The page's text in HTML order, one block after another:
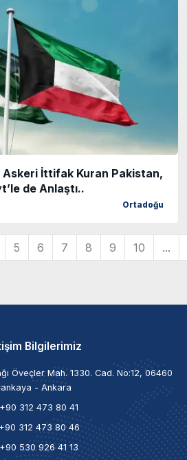
Askeri İttifak Kuran Pakistan,
de Anlaştı..
Ortadoğu
5 6 7 8 9 10 ...
Bilgilerimiz
Öveçler Mah. 1330. Cad. No:12, 06460
- Ankara
+90 312 473 80 41
312 473 80 46
+90 530 926 41 13